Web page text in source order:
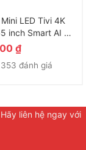
LED Tivi 4K
inch Smart AI TV
₫
353 đánh giá
liên hệ ngay với